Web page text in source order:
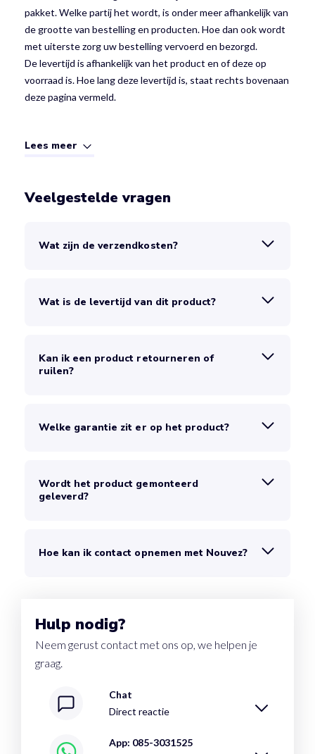
pakket. Welke partij het wordt, is onder meer afhankelijk van
de grootte van bestelling en producten. Hoe dan ook wordt
met uiterste zorg uw bestelling vervoerd en bezorgd.
De levertijd is afhankelijk van het product en of deze op
voorraad is. Hoe lang deze levertijd is, staat rechts bovenaan
deze pagina vermeld.
Lees meer
Veelgestelde vragen
Wat zijn de verzendkosten?
Wat is de levertijd van dit product?
Kan ik een product retourneren of
ruilen?
Welke garantie zit er op het product?
Wordt het product gemonteerd
geleverd?
Hoe kan ik contact opnemen met Nouvez?
Hulp nodig?
Neem gerust contact met ons op, we helpen je
graag.
Chat
Direct reactie
App: 085-3031525